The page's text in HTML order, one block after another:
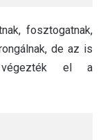
fosztogatnak,
de az is
végezték el a